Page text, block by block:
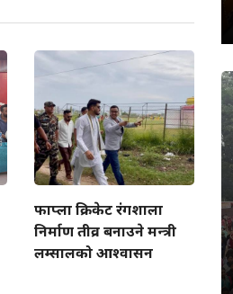
फाप्ला क्रिकेट रंगशाला
निर्माण तीव्र बनाउने मन्त्री
लम्सालको आश्वासन